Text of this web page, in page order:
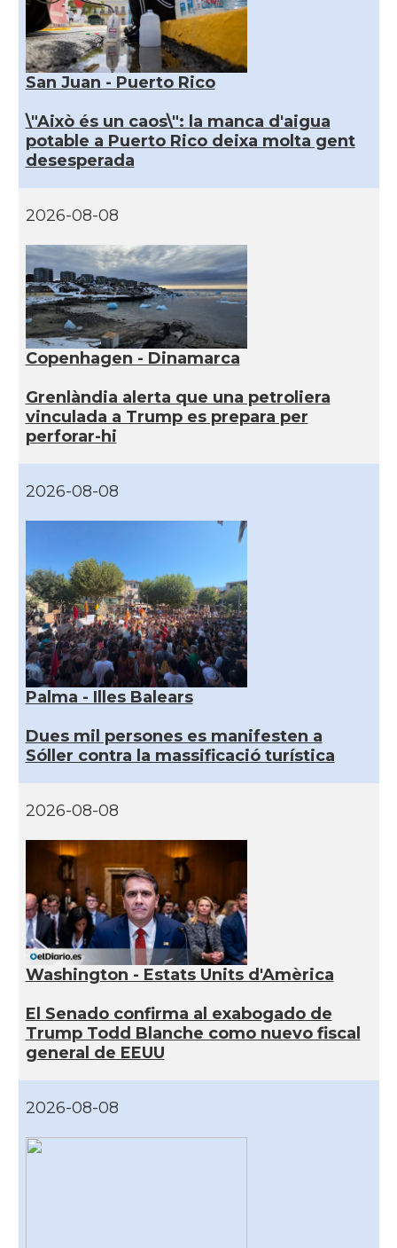
San Juan - Puerto Rico
\"Això és un caos\": la manca d'aigua
potable a Puerto Rico deixa molta gent
desesperada
2026-08-08
Copenhagen - Dinamarca
Grenlàndia alerta que una petroliera
vinculada a Trump es prepara per
perforar-hi
2026-08-08
Palma - Illes Balears
Dues mil persones es manifesten a
Sóller contra la massificació turística
2026-08-08
Washington - Estats Units d'Amèrica
El Senado confirma al exabogado de
Trump Todd Blanche como nuevo fiscal
general de EEUU
2026-08-08